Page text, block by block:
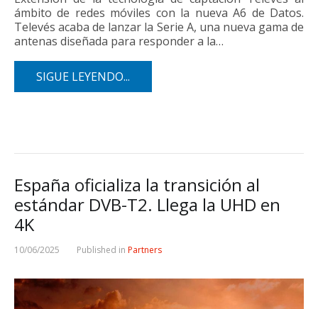
ámbito de redes móviles con la nueva A6 de Datos.
Televés acaba de lanzar la Serie A, una nueva gama de
antenas diseñada para responder a la…
SIGUE LEYENDO...
España oficializa la transición al
estándar DVB-T2. Llega la UHD en
4K
10/06/2025 Published in Partners